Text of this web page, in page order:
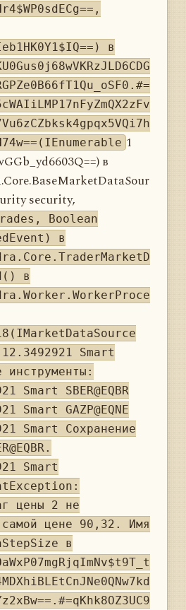
в
1
в
security,
Boolean
в
в
Smart
инструменты:
Smart SBER@EQBR
Smart GAZP@EQNE
Smart Сохранение
Smart
цены 2 не
самой цене 90,32. Имя
в